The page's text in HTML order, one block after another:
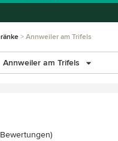
Annweiler am Trifels
Annweiler am Trifels
5 von 5 Sternen